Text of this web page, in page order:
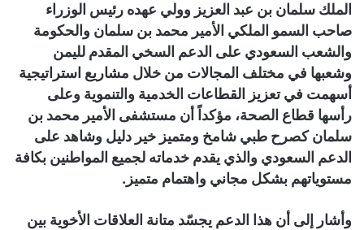
الملك سلمان بن عبد العزيز وولي عهده رئيس الوزراء
صاحب السمو الملكي الأمير محمد بن سلمان والحكومة
والشعب السعودي على الدعم السخي المقدم لليمن
وشعبها في مختلف المجالات من خلال مشاريع استراتيجية
أسهمت في تعزيز القطاعات الخدمية والتنموية وعلى
رأسها قطاع الصحة، مؤكداً أن مستشفى الأمير محمد بن
سلمان كصرح طبي شامخ ومتميز خير دليل وشاهد على
الدعم السعودي والذي يقدم خدماته لجميع المواطنين بكافة
مستوياتهم بشكل مجاني واهتمام متميز.
وأشار إلى أن هذا الدعم يجسّد متانة العلاقات الأخوية بين